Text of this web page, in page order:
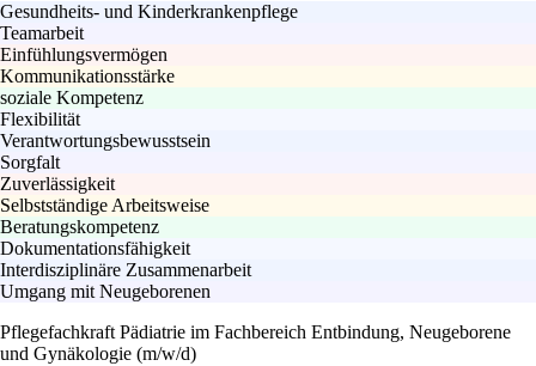
Gesundheits- und Kinderkrankenpflege
Teamarbeit
Einfühlungsvermögen
Kommunikationsstärke
soziale Kompetenz
Flexibilität
Verantwortungsbewusstsein
Sorgfalt
Zuverlässigkeit
Selbstständige Arbeitsweise
Beratungskompetenz
Dokumentationsfähigkeit
Interdisziplinäre Zusammenarbeit
Umgang mit Neugeborenen
Pflegefachkraft Pädiatrie im Fachbereich Entbindung, Neugeborene
und Gynäkologie (m/w/d)